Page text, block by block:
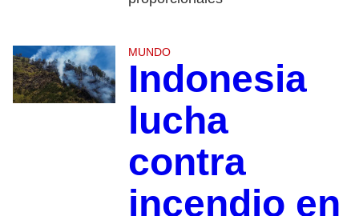
MUNDO
Indonesia
lucha
contra
incendio en